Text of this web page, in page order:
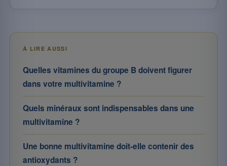
À LIRE AUSSI
Quelles vitamines du groupe B doivent figurer
dans votre multivitamine ?
Quels minéraux sont indispensables dans une
multivitamine ?
Une bonne multivitamine doit-elle contenir des
antioxydants ?